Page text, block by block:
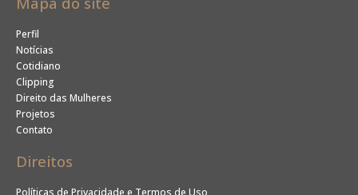
Perfil
Notícias
Cotidiano
Clipping
Direito das Mulheres
Projetos
Contato
Direitos
Políticas de Privacidade e Termos de Uso